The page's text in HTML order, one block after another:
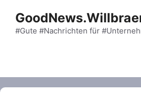
content#Gute #Nachrichten für